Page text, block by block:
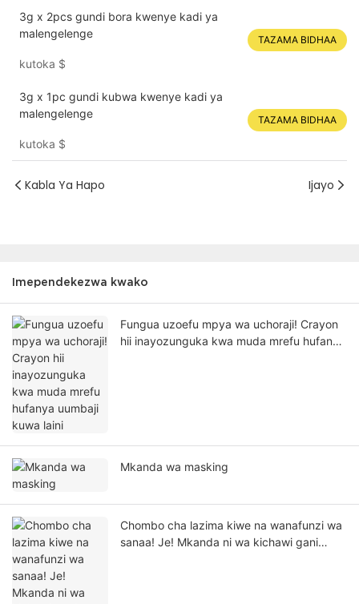
3g x 2pcs gundi bora kwenye kadi ya
malengelenge
kutoka $
TAZAMA BIDHAA
3g x 1pc gundi kubwa kwenye kadi ya
malengelenge
kutoka $
TAZAMA BIDHAA
Kabla Ya Hapo Ijayo
Imependekezwa kwako
Fungua uzoefu mpya wa uchoraji! Crayon
hii inayozunguka kwa muda mrefu hufanya
Mkanda wa masking
Chombo cha lazima kiwe na wanafunzi wa
sanaa! Je! Mkanda ni wa kichawi gani